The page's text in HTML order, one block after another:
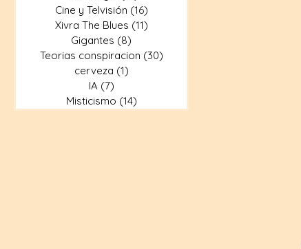
Cine y Telvisión (16)
Xivra The Blues (11)
Gigantes (8)
Teorias conspiracion (30)
cerveza (1)
IA (7)
Misticismo (14)